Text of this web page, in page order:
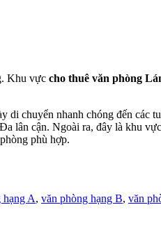
Khu vực cho thuê văn phòng
di chuyển nhanh chóng đến các
lân cận. Ngoài ra, đây là khu
phù hợp.
hạng A, văn phòng hạng B, văn